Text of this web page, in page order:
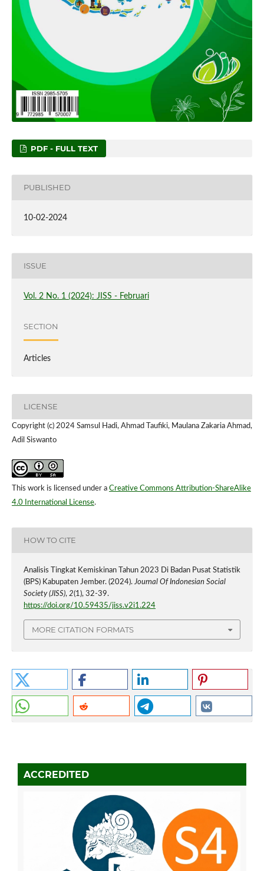
PDF - FULL TEXT
PUBLISHED
10-02-2024
ISSUE
Vol. 2 No. 1 (2024): JISS - Februari
SECTION
Articles
LICENSE
Copyright (c) 2024 Samsul Hadi, Ahmad Taufiki, Maulana Zakaria Ahmad,
Adil Siswanto
This work is licensed under a Creative Commons Attribution-ShareAlike
4.0 International License.
HOW TO CITE
Analisis Tingkat Kemiskinan Tahun 2023 Di Badan Pusat Statistik
(BPS) Kabupaten Jember. (2024).Journal Of Indonesian Social
Society (JISS), 2(1), 32-39.
https://doi.org/10.59435/jiss.v2i1.224
MORE CITATION FORMATS
ACCREDITED